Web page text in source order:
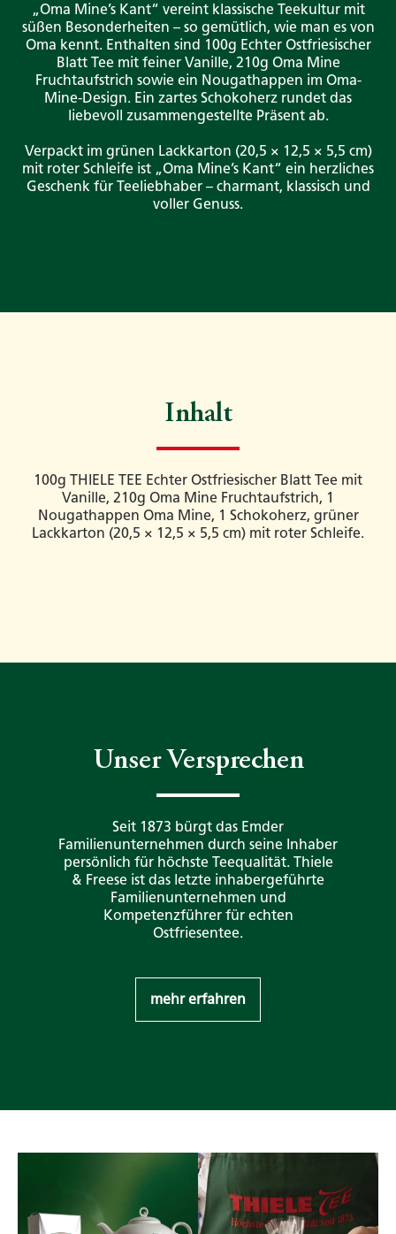
„Oma Mine’s Kant“ vereint klassische Teekultur mit
süßen Besonderheiten – so gemütlich, wie man es von
Oma kennt. Enthalten sind 100g Echter Ostfriesischer
Blatt Tee mit feiner Vanille, 210g Oma Mine
Fruchtaufstrich sowie ein Nougathappen im Oma-
Mine-Design. Ein zartes Schokoherz rundet das
liebevoll zusammengestellte Präsent ab.
Verpackt im grünen Lackkarton (20,5 × 12,5 × 5,5 cm)
mit roter Schleife ist „Oma Mine’s Kant“ ein herzliches
Geschenk für Teeliebhaber – charmant, klassisch und
voller Genuss.
Inhalt
100g THIELE TEE Echter Ostfriesischer Blatt Tee mit
Vanille, 210g Oma Mine Fruchtaufstrich, 1
Nougathappen Oma Mine, 1 Schokoherz, grüner
Lackkarton (20,5 × 12,5 × 5,5 cm) mit roter Schleife.
Unser Versprechen
Seit 1873 bürgt das Emder
Familienunternehmen durch seine Inhaber
persönlich für höchste Teequalität. Thiele
& Freese ist das letzte inhabergeführte
Familienunternehmen und
Kompetenzführer für echten
Ostfriesentee.
mehr erfahren